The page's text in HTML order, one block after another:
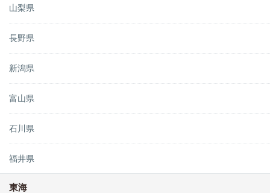
山梨県
長野県
新潟県
富山県
石川県
福井県
東海